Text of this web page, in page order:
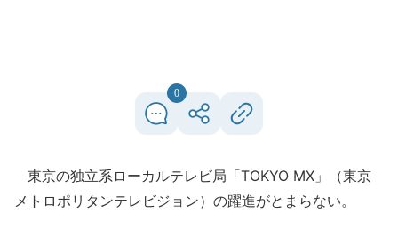
0
東京の独立系ローカルテレビ局「TOKYO MX」（東京
メトロポリタンテレビジョン）の躍進がとまらない。